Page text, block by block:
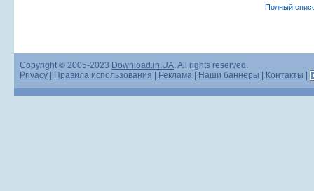
Полный
Copyright © 2005-2023 Download.in.UA. All rights reserved.
Privacy
Правила использования Реклама Наши баннеры Контакты